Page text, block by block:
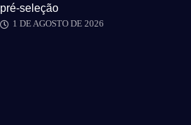
pré-seleção
1 DE AGOSTO DE 2026